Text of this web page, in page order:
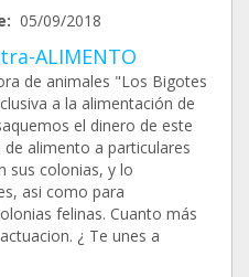
05/09/2018
ALIMENTO
de animales "Los Bigotes
a la alimentación de
el dinero de este
alimento a particulares
sus colonias, y lo
asi como para
felinas. Cuanto más
¿ Te unes a